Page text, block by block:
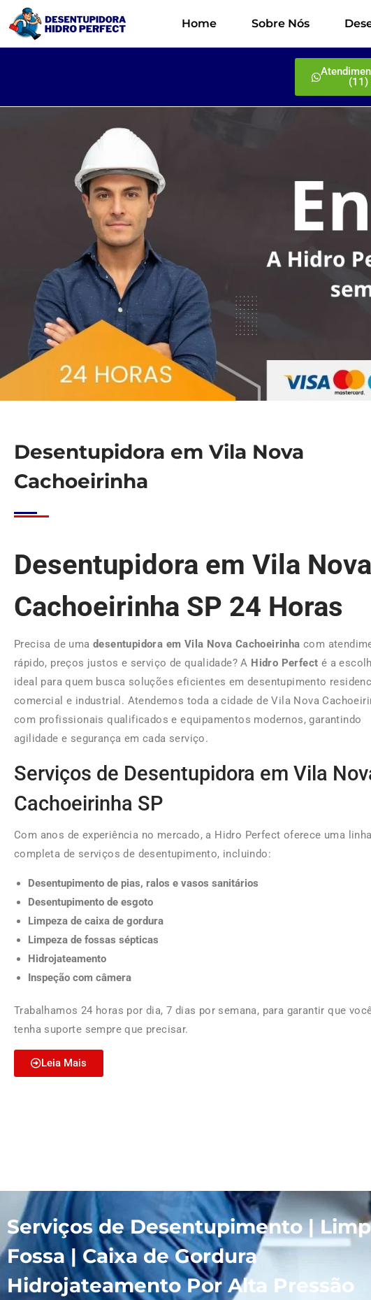
Home Sobre Nós
Desentupidora em Vila Nova
Cachoeirinha
Desentupidora em Vila Nova
Cachoeirinha SP 24 Horas
Precisa de uma desentupidora em Vila Nova Cachoeirinha com
rápido, preços justos e serviço de qualidade? A Hidro Perfect é a
ideal para quem busca soluções eficientes em desentupimento
comercial e industrial. Atendemos toda a cidade de Vila Nova
com profissionais qualificados e equipamentos modernos, garantindo
agilidade e segurança em cada serviço.
Serviços de Desentupidora em Vila
Cachoeirinha SP
Com anos de experiência no mercado, a Hidro Perfect oferece uma linha
completa de serviços de desentupimento, incluindo:
Desentupimento de pias, ralos e vasos sanitários
Desentupimento de esgoto
Limpeza de caixa de gordura
Limpeza de fossas sépticas
Hidrojateamento
Inspeção com câmera
Trabalhamos 24 horas por dia, 7 dias por semana, para garantir que
tenha suporte sempre que precisar.
Leia Mais
Serviços de Desentupimento |
Fossa | Caixa de Gordura
Hidrojateamento Por Alta Pressão